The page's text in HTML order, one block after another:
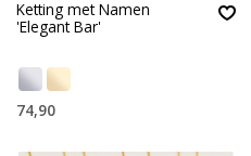
Ketting met Namen
'Elegant Bar'
74,90